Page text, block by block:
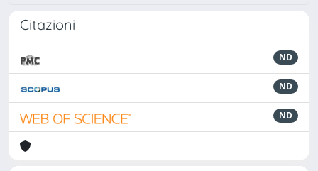
Citazioni
ND
ND
ND